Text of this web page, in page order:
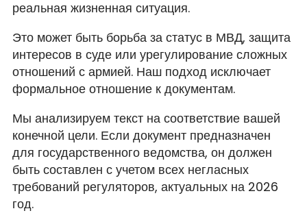
реальная жизненная ситуация.
Это может быть борьба за статус в МВД, защита
интересов в суде или урегулирование сложных
отношений с армией. Наш подход исключает
формальное отношение к документам.
Мы анализируем текст на соответствие вашей
конечной цели. Если документ предназначен
для государственного ведомства, он должен
быть составлен с учетом всех негласных
требований регуляторов, актуальных на 2026
год.